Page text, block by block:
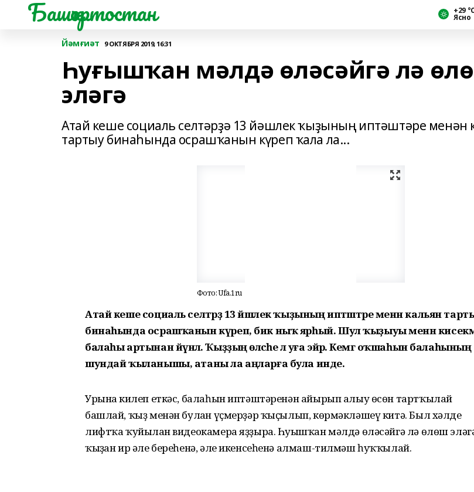
Башҡортостан +29
Ясно
Йәмғиәт 9 ОКТЯБРЯ 2019, 16:31
Һуғышҡан мәлдә өләсәйгә лә
эләгә
Атай кеше социаль селтәрҙә 13 йәшлек ҡыҙының иптәштәре менән
тартыу бинаһында осрашҡанын күреп ҡала ла...
Фото: Ufa.1ru
Атай кеше социаль селтәрҙә 13 йәшлек ҡыҙының иптәштәре менән кальян
бинаһында осрашҡанын күреп, бик ныҡ ярһый. Шул ҡыҙыуы менән
балаһы артынан йүнәлә. Ҡыҙҙың өләсәһе лә уға эйәрә. Кемгә оҡшаһын балаһының
шундай ҡыланышы, атаны ла аңларға була инде.
Урынға килеп еткәс, балаһын иптәштәренән айырып алыу өсөн тартҡылай
башлай, ҡыҙ менән булған үҫмерҙәр ҡыҫылып, көрмәкләшеү китә. Был хәлде
лифтҡа ҡуйылған видеокамера яҙҙыра. Һуғышҡан мәлдә өләсәйгә лә өлөш
ҡыҙған ир әле береһенә, әле икенсеһенә алмаш-тилмәш һуҡҡылай.